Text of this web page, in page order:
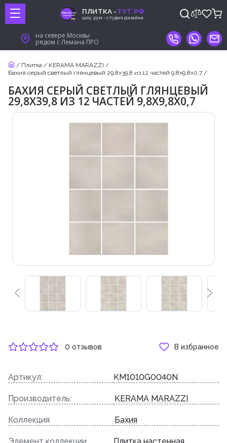
ПЛИТКА -ТУТ.РФ
шоу рум - студия дизайна
на севере Москвы
рядом с Лемана ПРО
/ Плитка / KERAMA MARAZZI /
Бахия серый светлый глянцевый 29,8х39,8 из 12 частей 9,8x9,8x0,7 /
БАХИЯ СЕРЫЙ СВЕТЛЫЙ ГЛЯНЦЕВЫЙ
29,8Х39,8 ИЗ 12 ЧАСТЕЙ 9,8X9,8X0,7
0 отзывов В избранное
Артикул: KM1010G0040N
Производитель: KERAMA MARAZZI
Коллекция Бахия